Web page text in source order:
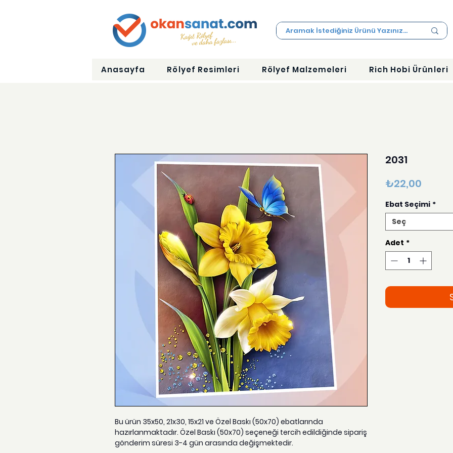
Anasayfa Rölyef Resimleri Rölyef Malzemeleri Rich Hobi Ürünleri
Bu ürün 35x50, 21x30, 15x21 ve Özel Baskı (50x70) ebatlarında
hazırlanmaktadır. Özel Baskı (50x70) seçeneği tercih edildiğinde sipariş
gönderim süresi 3-4 gün arasında değişmektedir.
2031
₺22,00
Ebat Seçimi *
Seç
Adet *